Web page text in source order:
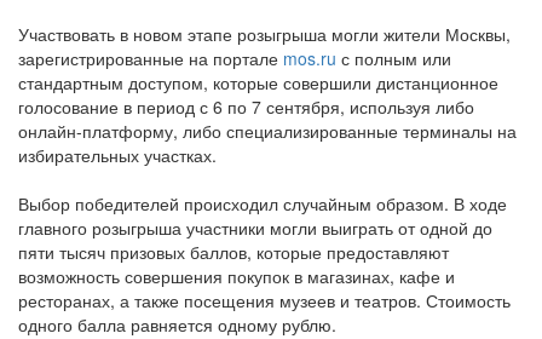
Участвовать в новом этапе розыгрыша могли жители Москвы,
зарегистрированные на портале mos.ru с полным или
стандартным доступом, которые совершили дистанционное
голосование в период с 6 по 7 сентября, используя либо
онлайн-платформу, либо специализированные терминалы на
избирательных участках.
Выбор победителей происходил случайным образом. В ходе
главного розыгрыша участники могли выиграть от одной до
пяти тысяч призовых баллов, которые предоставляют
возможность совершения покупок в магазинах, кафе и
ресторанах, а также посещения музеев и театров. Стоимость
одного балла равняется одному рублю.